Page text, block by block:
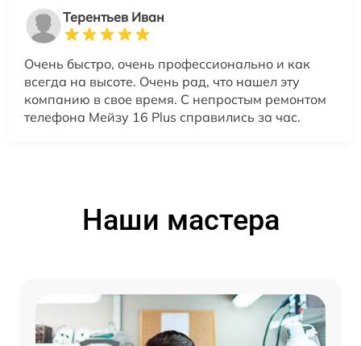
Терентьев Иван
Очень быстро, очень профессионально и как
всегда на высоте. Очень рад, что нашел эту
компанию в свое время. С непростым ремонтом
телефона Мейзу 16 Plus справились за час.
Наши мастера